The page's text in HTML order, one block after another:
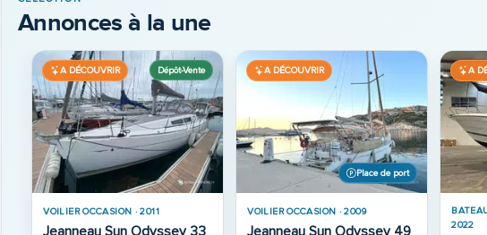
Annonces à la une
A DÉCOUVRIR
Place de port
BATEAU À MOTEUR REFITÉ · 2003
Jeanneau Merry Fisher 635
A DÉCOUVRIR
BATEAU À MOTEUR OCCASION ·
1979
A
2018